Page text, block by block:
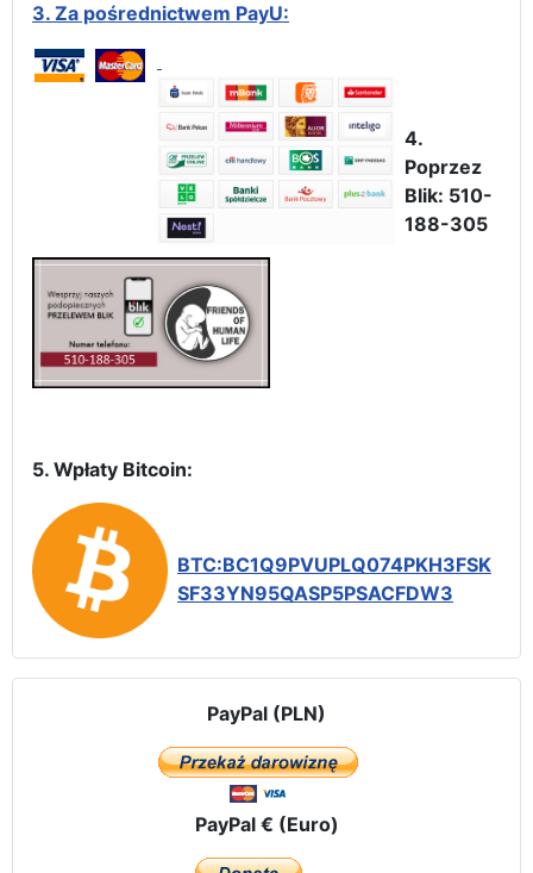
3. Za pośrednictwem PayU:
4.
Poprzez
Blik: 510-
188-305
5. Wpłaty Bitcoin:
BTC:BC1Q9PVUPLQ074PKH3FSK
SF33YN95QASP5PSACFDW3
PayPal (PLN)
PayPal € (Euro)